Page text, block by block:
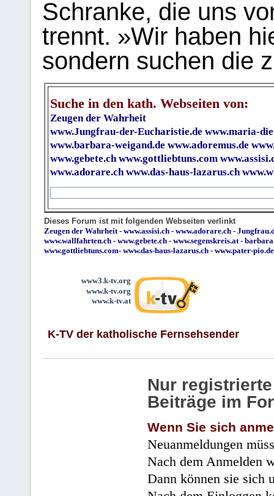
Schranke, die uns
trennt. »Wir haben
sondern suchen die
Suche in den kath. Webseiten von:
Zeugen der Wahrheit
www.Jungfrau-der-Eucharistie.de www.maria-
www.barbara-weigand.de www.adoremus.de
www.gebete.ch www.gottliebtuns.com
www.adorare.ch www.das-haus-lazarus.ch
Dieses Forum ist mit folgenden Webseiten verlinkt
Zeugen der Wahrheit - www.assisi.ch - www.adorare.ch -
www.wallfahrten.ch - www.gebete.ch - www.segenskreis.at -
www.gottliebtuns.com- www.das-haus-lazarus.ch - www.pater-pio.de
www3.k-tv.org
www.k-tv.org
www.k-tv.at
K-TV der katholische Fernsehsender
Nur
Beiträge im
Wenn Sie sich
Neuanmeldungen
Nach dem Anmelden
Dann können sie sich